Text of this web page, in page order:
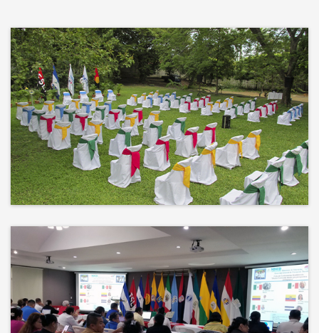
No hay mejor techo que el cielo ni